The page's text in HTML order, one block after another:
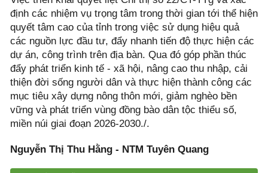
định các nhiệm vụ trọng tâm trong thời gian tới thể hiện
quyết tâm cao của tỉnh trong việc sử dụng hiệu quả
các nguồn lực đầu tư, đẩy nhanh tiến độ thực hiện các
dự án, công trình trên địa bàn. Qua đó góp phần thúc
đẩy phát triển kinh tế - xã hội, nâng cao thu nhập, cải
thiện đời sống người dân và thực hiện thành công các
mục tiêu xây dựng nông thôn mới, giảm nghèo bền
vững và phát triển vùng đồng bào dân tộc thiểu số,
miền núi giai đoạn 2026-2030./.
Nguyễn Thị Thu Hằng - NTM Tuyên Quang